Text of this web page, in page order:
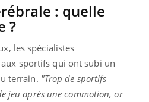
: quelle
?
les spécialistes
sportifs qui ont subi un
terrain. "Trop de sportifs
jeu après une commotion, or